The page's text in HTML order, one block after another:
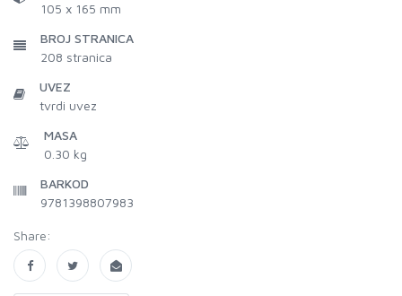
105 x 165 mm
BROJ STRANICA
208 stranica
UVEZ
tvrdi uvez
MASA
0.30 kg
BARKOD
9781398807983
Share: